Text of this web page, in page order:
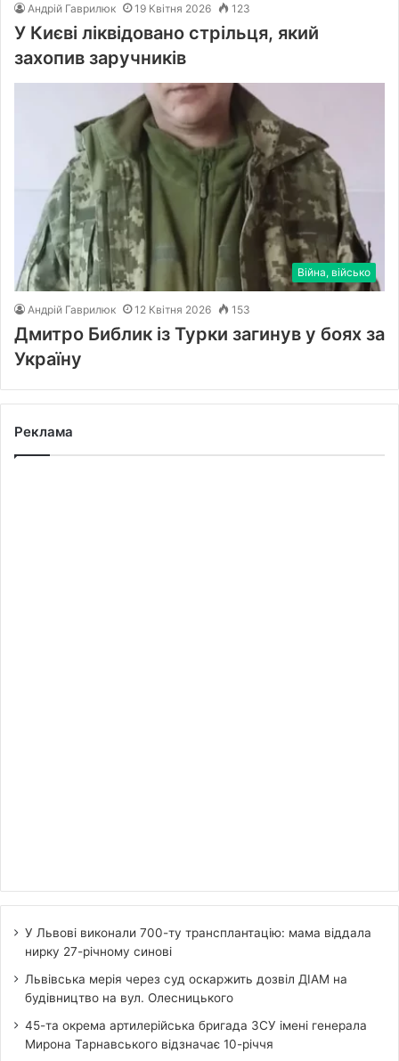
Андрій Гаврилюк 19 Квітня 2026 123
У Києві ліквідовано стрільця, який
захопив заручників
Війна, військо
Андрій Гаврилюк 12 Квітня 2026 153
Дмитро Библик із Турки загинув у боях за
Україну
Реклама
У Львові виконали 700-ту трансплантацію: мама віддала
нирку 27-річному синові
Львівська мерія через суд оскаржить дозвіл ДІАМ на
будівництво на вул. Олесницького
45-та окрема артилерійська бригада ЗСУ імені генерала
Мирона Тарнавського відзначає 10-річчя